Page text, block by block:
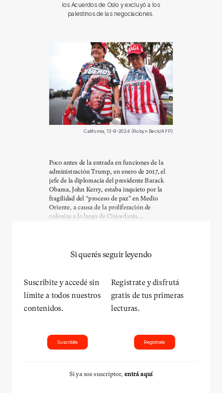
los Acuerdos de Oslo y excluyó a los
palestinos de las negociaciones.
California, 13-9-2024 (Robyn Beck/AFP)
Poco antes de la entrada en funciones de la
administración Trump, en enero de 2017, el
jefe de la diplomacia del presidente Barack
Obama, John Kerry, estaba inquieto por la
fragilidad del “proceso de paz” en Medio
Oriente, a causa de la proliferación de
colonias a lo largo de Cisjordania....
Si querés seguir leyendo
Suscribite y accedé sin
límite a todos nuestros
contenidos.
Suscribite
Registrate y disfrutá
gratis de tus primeras
lecturas.
Registrate
Si ya sos suscriptor, entrá aquí